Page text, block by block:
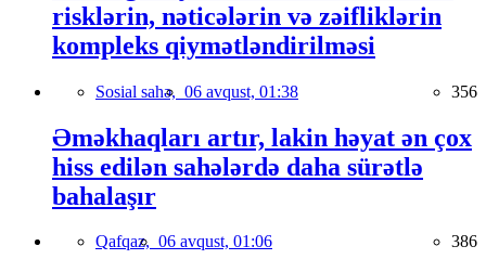
risklərin, nəticələrin və zəifliklərin
kompleks qiymətləndirilməsi
Sosial sahə, 06 avqust, 01:38 356
Əməkhaqları artır, lakin həyat ən çox
hiss edilən sahələrdə daha sürətlə
bahalaşır
Qafqaz, 06 avqust, 01:06 386